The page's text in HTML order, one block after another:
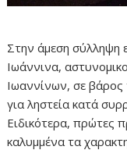
Στην άμεση
Ιωάννινα,
Ιωαννίνων, σε βάρος
για ληστεία κατά
Ειδικότερα, πρώτες
καλυμμένα τα